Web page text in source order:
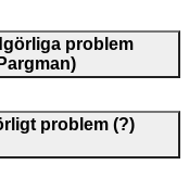
problem
problem (?)